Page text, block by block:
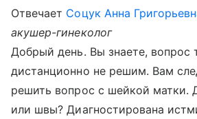
Отвечает Соцук Анна
акушер-гинеколог
Добрый день. Вы знаете, вопрос
дистанционно не решим. Вам
решить вопрос с шейкой матки.
или швы? Диагностирована